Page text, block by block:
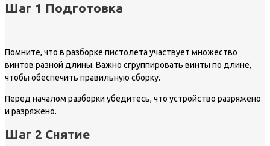
Шаг 1 Подготовка
Помните, что в разборке пистолета участвует множество
винтов разной длины. Важно сгруппировать винты по длине,
чтобы обеспечить правильную сборку.
Перед началом разборки убедитесь, что устройство разряжено
и разряжено.
Шаг 2 Снятие